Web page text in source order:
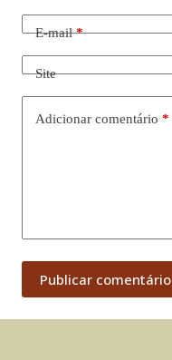
E-mail*
Site
Adicionar comentário *
Publicar comentário